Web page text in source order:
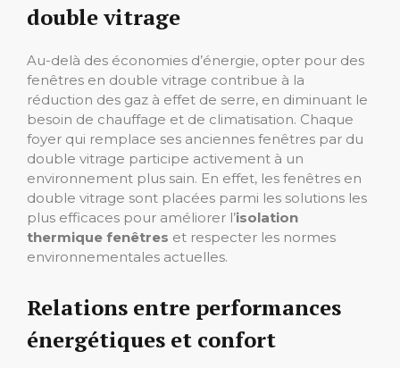
double vitrage
Au-delà des économies d’énergie, opter pour des
fenêtres en double vitrage contribue à la
réduction des gaz à effet de serre, en diminuant le
besoin de chauffage et de climatisation. Chaque
foyer qui remplace ses anciennes fenêtres par du
double vitrage participe activement à un
environnement plus sain. En effet, les fenêtres en
double vitrage sont placées parmi les solutions les
plus efficaces pour améliorer l’isolation
thermique fenêtres et respecter les normes
environnementales actuelles.
Relations entre performances
énergétiques et confort